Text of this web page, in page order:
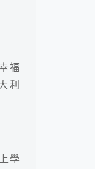
福
利
學